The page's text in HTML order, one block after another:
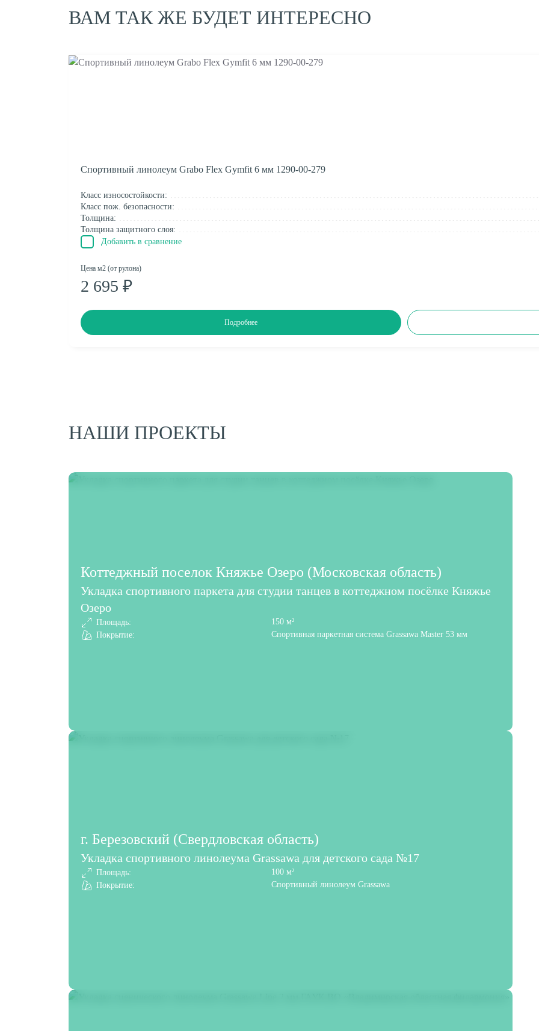
ВАМ ТАК ЖЕ БУДЕТ ИНТЕРЕСНО
Спортивный линолеум Grabo Flex Gymfit 6 мм 1290-00-279
Класс износостойкости:
Класс пож. безопасности:
Толщина:
Толщина защитного слоя:
Добавить в сравнение
Цена м2 (от рулона)
2 695 ₽
Подробнее
НАШИ ПРОЕКТЫ
Коттеджный поселок Княжье Озеро (Московская область)
Укладка спортивного паркета для студии танцев в коттеджном посёлке Княжье
Озеро
Площадь:
150 м²
Покрытие:
Спортивная паркетная система Grassawa Master 53 мм
г. Березовский (Свердловская область)
Укладка спортивного линолеума Grassawa для детского сада №17
Площадь:
100 м²
Покрытие:
Спортивный линолеум Grassawa